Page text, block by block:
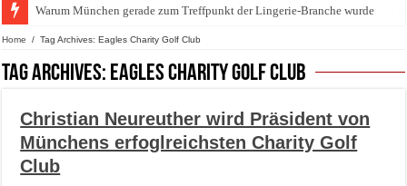
Warum München gerade zum Treffpunkt der Lingerie-Branche wurde
Home / Tag Archives: Eagles Charity Golf Club
Tag Archives: Eagles Charity Golf Club
Christian Neureuther wird Präsident von
Münchens erfoglreichsten Charity Golf
Club